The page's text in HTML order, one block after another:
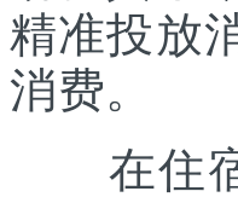
精准投放
消费。
在住宿